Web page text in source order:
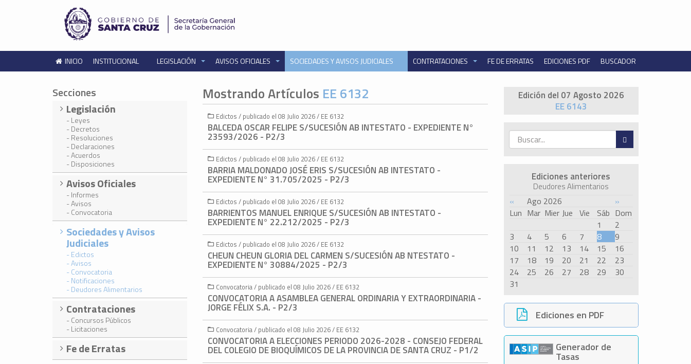
INICIO INSTITUCIONAL LEGISLACIÓN AVISOS OFICIALES SOCIEDADES Y AVISOS JUDICIALES CONTRATACIONES FE DE ERRATAS EDICIONES PDF BUSCADOR
Edición del 07 Agosto 2026
EE 6143
Ediciones anteriores
Deudores Alimentarios
« Ago 2026
»
Lun Mar Mier Jue Vie Sáb Dom
1
2
3
4 5 6 7 8
9
10
11 12 13 14 15
16
17
18 19 20 21 22
23
24
25 26 27 28 29
30
31
Ediciones en PDF
Generador de
Tasas
Secciones
Legislación
- Leyes
- Decretos
- Resoluciones
- Declaraciones
- Acuerdos
- Disposiciones
Avisos Oficiales
- Informes
- Avisos
- Convocatoria
Sociedades y Avisos
Judiciales
- Edictos
- Avisos
- Convocatoria
- Notificaciones
- Deudores Alimentarios
Contrataciones
- Concursos Públicos
- Licitaciones
Fe de Erratas
Mostrando Artículos EE 6132
Edictos / publicado el 08 Julio 2026 / EE 6132
BALCEDA OSCAR FELIPE S/SUCESIÓN AB INTESTATO - EXPEDIENTE N°
23593/2026 - P2/3
Edictos / publicado el 08 Julio 2026 / EE 6132
BARRIA MALDONADO JOSÉ ERIS S/SUCESIÓN AB INTESTATO -
EXPEDIENTE N° 31.705/2025 - P2/3
Edictos / publicado el 08 Julio 2026 / EE 6132
BARRIENTOS MANUEL ENRIQUE S/SUCESIÓN AB INTESTATO -
EXPEDIENTE N° 22.212/2025 - P2/3
Edictos / publicado el 08 Julio 2026 / EE 6132
CHEUN CHEUN GLORIA DEL CARMEN S/SUCESIÓN AB NTESTATO -
EXPEDIENTE N° 30884/2025 - P2/3
Convocatoria / publicado el 08 Julio 2026 / EE 6132
CONVOCATORIA A ASAMBLEA GENERAL ORDINARIA Y EXTRAORDINARIA -
JORGE FÉLIX S.A. - P2/3
Convocatoria / publicado el 08 Julio 2026 / EE 6132
CONVOCATORIA A ELECCIONES PERIODO 2026-2028 - CONSEJO FEDERAL
DEL COLEGIO DE BIOQUÍMICOS DE LA PROVINCIA DE SANTA CRUZ - P1/2